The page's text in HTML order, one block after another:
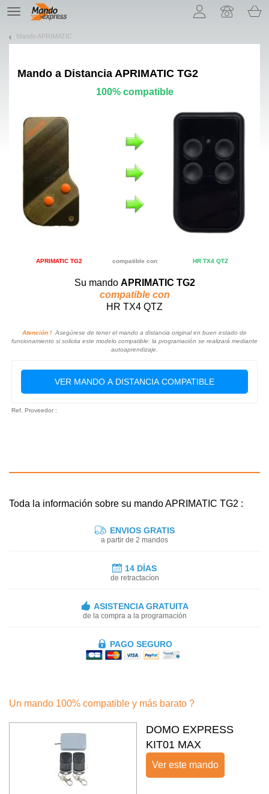
TE
navigation
Mando APRIMATIC
Mando a Distancia APRIMATIC TG2
100% compatible
APRIMATIC TG2 compatible con HR TX4 QTZ
Su mando APRIMATIC TG2
compatible con
HR TX4 QTZ
Atención ! Asegúrese de tener el mando a distancia original en buen estado de
funcionamiento si solicita este modelo compatible: la programación se realizará mediante
autoaprendizaje.
VER MANDO A DISTANCIA COMPATIBLE
Ref. Proveedor :
Toda la información sobre su mando APRIMATIC TG2 :
ENVIOS GRATIS
a partir de 2 mandos
14 DÍAS
de retractacíon
ASISTENCIA GRATUITA
de la compra a la programación
PAGO SEGURO
Un mando 100% compatible y más barato ?
DOMO EXPRESS
KIT01 MAX
Ver este mando
¡Permítenos presentarte nuestras cookies!